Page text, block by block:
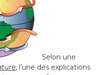
Selon une
, l’une des explications